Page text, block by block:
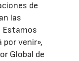
de
las
Estamos
venir»,
Global de